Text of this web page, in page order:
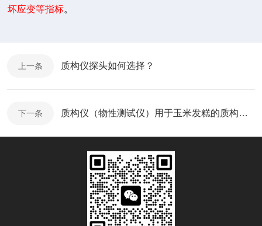
坏应变等指标。
上一条 质构仪探头如何选择？
下一条 质构仪（物性测试仪）用于玉米发糕的质构测定